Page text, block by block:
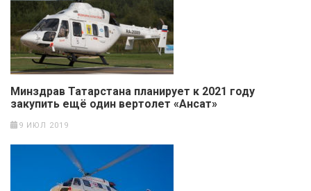
Минздрав Татарстана планирует к 2021 году
закупить ещё один вертолет «Ансат»
9 ИЮЛ 2019